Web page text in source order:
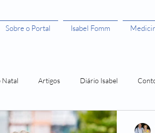
Sobre o Portal Isabel Fomm
Natal Artigos Diário Isabel
da Paulista Todas as Mulheres São Bruxas"